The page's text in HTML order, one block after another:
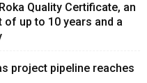
Quality Certificate, an
up to 10 years and a
project pipeline reaches